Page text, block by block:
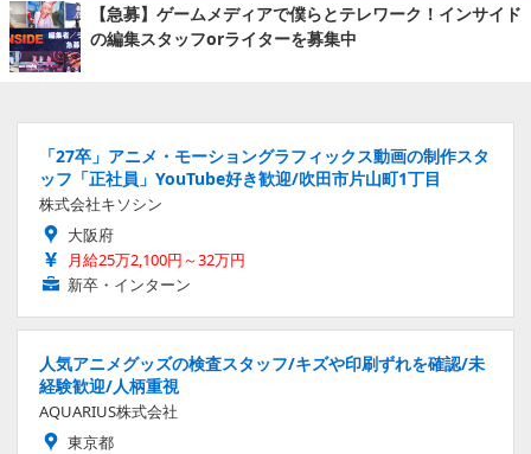
【急募】ゲームメディアで僕らとテレワーク！インサイド
の編集スタッフorライターを募集中
「27卒」アニメ・モーショングラフィックス動画の制作スタ
ッフ「正社員」YouTube好き歓迎/吹田市片山町1丁目
株式会社キソシン
大阪府
月給25万2,100円～32万円
新卒・インターン
人気アニメグッズの検査スタッフ/キズや印刷ずれを確認/未
経験歓迎/人柄重視
AQUARIUS株式会社
東京都